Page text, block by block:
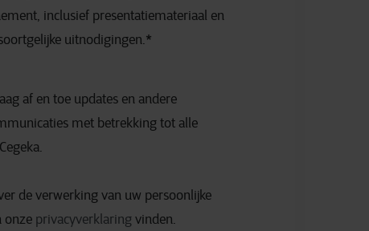
inclusief presentatiemateriaal en
uitnodigingen. *
af en toe updates en andere
met betrekking tot alle
de verwerking van uw persoonlijke
onze privacyverklaring vinden.